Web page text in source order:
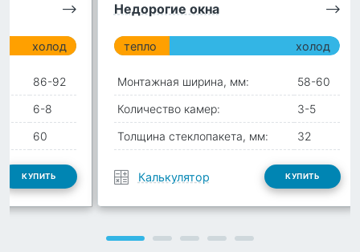
холод
86-92
6-8
60
КУПИТЬ
Недорогие окна
тепло холод
Монтажная ширина, мм:
58-60
Количество камер:
3-5
Толщина стеклопакета, мм:
32
Калькулятор КУПИТЬ